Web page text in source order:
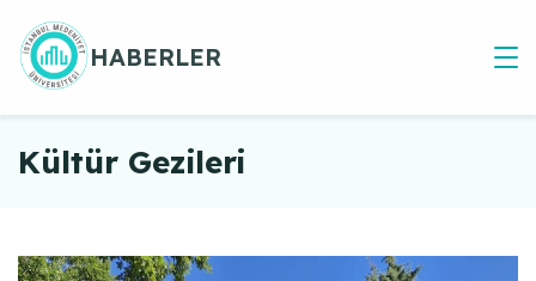
Skip
to
content
HABERLER
Kültür Gezileri